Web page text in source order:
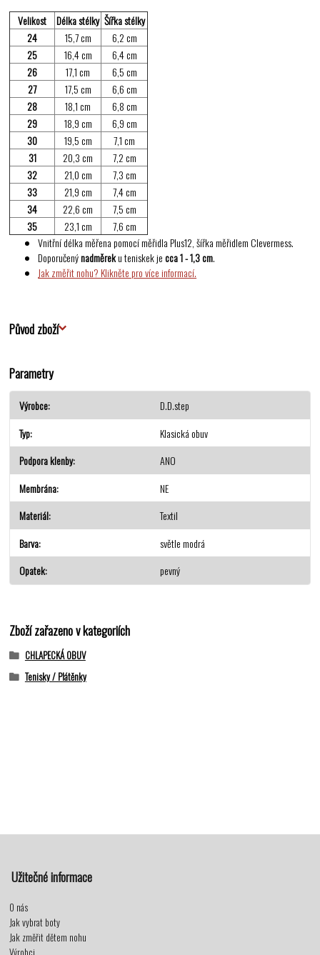
Velikost
Délka stélky Šířka stélky
24
15,7 cm
6,2 cm
25
16,4 cm
6,4 cm
26
17,1 cm
6,5 cm
27
17,5 cm
6,6 cm
28
18,1 cm
6,8 cm
29
18,9 cm
6,9 cm
30
19,5 cm
7,1 cm
31
20,3 cm
7,2 cm
32
21,0 cm
7,3 cm
33
21,9 cm
7,4 cm
34
22,6 cm
7,5 cm
35
23,1 cm
7,6 cm
Vnitřní délka měřena pomocí měřidla Plus12, šířka měřidlem Clevermess.
Doporučenýnadměreku teniskek jecca 1 - 1,3 cm.
Jak změřit nohu? Klikněte pro více informací.
Původ zboží
Parametry
Výrobce
D.D.step
Typ
Klasická obuv
Podpora klenby
ANO
Membrána
NE
Materiál
Textil
Barva
světle modrá
Opatek
pevný
Zboží zařazeno v kategoriích
CHLAPECKÁ OBUV
Tenisky / Plátěnky
Užitečné informace
O nás
Jak vybrat boty
Jak změřit dětem nohu
Výrobci